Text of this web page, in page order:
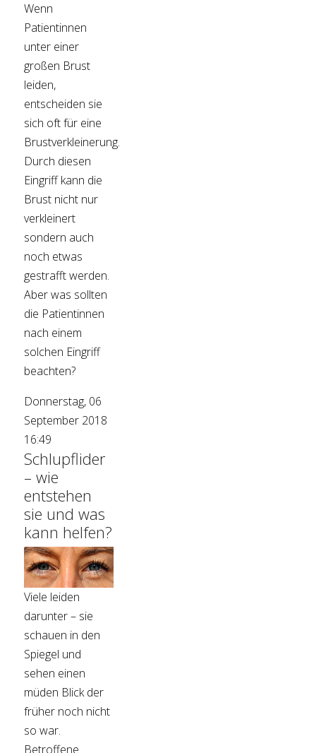
Wenn
Patientinnen
unter einer
großen Brust
leiden,
entscheiden sie
sich oft für eine
Brustverkleinerung.
Durch diesen
Eingriff kann die
Brust nicht nur
verkleinert
sondern auch
noch etwas
gestrafft werden.
Aber was sollten
die Patientinnen
nach einem
solchen Eingriff
beachten?
Donnerstag, 06
September 2018
16:49
Schlupflider
– wie
entstehen
sie und was
kann helfen?
Viele leiden
darunter – sie
schauen in den
Spiegel und
sehen einen
müden Blick der
früher noch nicht
so war.
Betroffene